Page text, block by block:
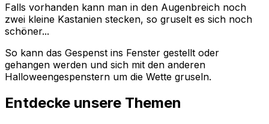
Falls vorhanden kann man in den Augenbreich noch
zwei kleine Kastanien stecken, so gruselt es sich noch
schöner...
So kann das Gespenst ins Fenster gestellt oder
gehangen werden und sich mit den anderen
Halloweengespenstern um die Wette gruseln.
Entdecke unsere Themen